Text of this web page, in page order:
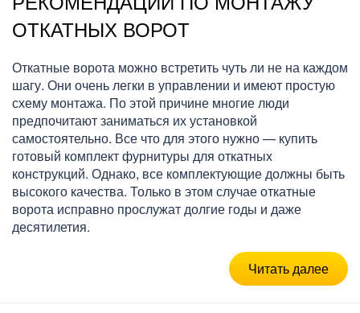
ОТКАТНЫХ ВОРОТ
Откатные ворота можно встретить чуть ли не на каждом
шагу. Они очень легки в управлении и имеют простую
схему монтажа. По этой причине многие люди
предпочитают заниматься их установкой
самостоятельно. Все что для этого нужно — купить
готовый комплект фурнитуры для откатных
конструкций. Однако, все комплектующие должны быть
высокого качества. Только в этом случае откатные
ворота исправно прослужат долгие годы и даже
десятилетия.
Читать далее